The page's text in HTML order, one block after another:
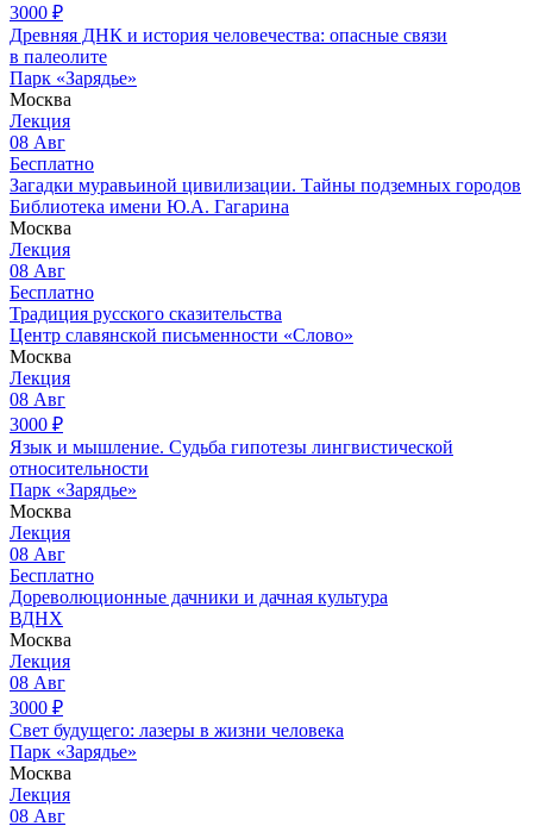
3000 ₽
Древняя ДНК и история человечества: опасные связи
в палеолите
Парк «Зарядье»
Москва
Лекция
08 Авг
Бесплатно
Загадки муравьиной цивилизации. Тайны подземных городов
Библиотека имени Ю.А. Гагарина
Москва
Лекция
08 Авг
Бесплатно
Традиция русского сказительства
Центр славянской письменности «Слово»
Москва
Лекция
08 Авг
3000 ₽
Язык и мышление. Судьба гипотезы лингвистической
относительности
Парк «Зарядье»
Москва
Лекция
08 Авг
Бесплатно
Дореволюционные дачники и дачная культура
ВДНХ
Москва
Лекция
08 Авг
3000 ₽
Свет будущего: лазеры в жизни человека
Парк «Зарядье»
Москва
Лекция
08 Авг